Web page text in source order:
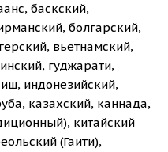
баскский,
болгарский,
вьетнамский,
гуджарати,
индонезийский,
казахский, каннада,
китайский
(Гаити),